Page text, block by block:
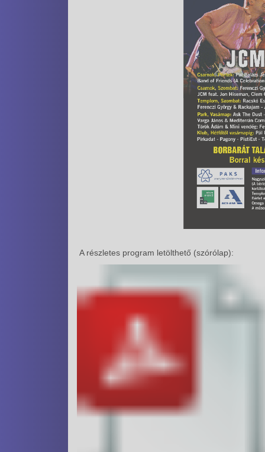
A részletes program letölthető (szórólap):